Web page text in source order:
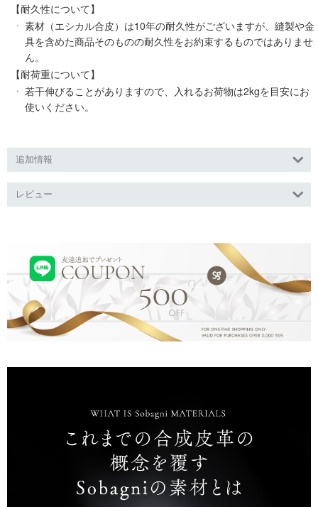
【耐久性について】
素材（エシカル合皮）は10年の耐久性がございますが、縫製や金
具を含めた商品そのものの耐久性をお約束するものではありませ
ん。
【耐荷重について】
若干伸びることがありますので、入れるお荷物は2kgを目安にお
使いください。
追加情報
レビュー